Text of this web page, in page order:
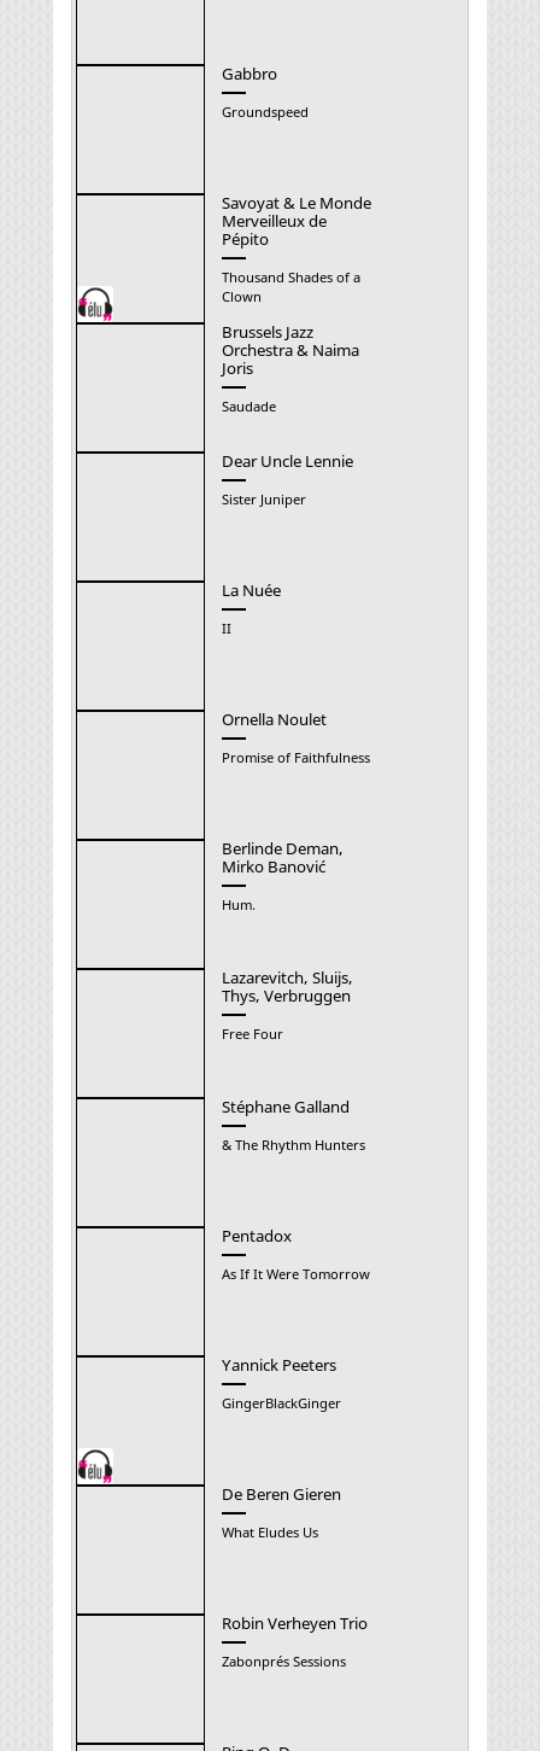
Gabbro
Groundspeed
Savoyat & Le Monde
Merveilleux de
Pépito
Thousand Shades of a
Clown
Brussels Jazz
Orchestra & Naima
Joris
Saudade
Dear Uncle Lennie
Sister Juniper
La Nuée
II
Ornella Noulet
Promise of Faithfulness
Berlinde Deman,
Mirko Banović
Hum.
Lazarevitch, Sluijs,
Thys, Verbruggen
Free Four
Stéphane Galland
& The Rhythm Hunters
Pentadox
As If It Were Tomorrow
Yannick Peeters
GingerBlackGinger
De Beren Gieren
What Eludes Us
Robin Verheyen Trio
Zabonprés Sessions